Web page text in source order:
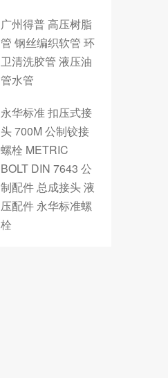
广州得普 高压树脂
管 钢丝编织软管 环
卫清洗胶管 液压油
管水管
永华标准 扣压式接
头 700M 公制铰接
螺栓 METRIC
BOLT DIN 7643 公
制配件 总成接头 液
压配件 永华标准螺
栓